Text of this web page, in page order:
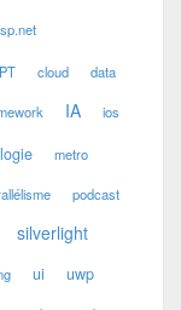
cloud data
IA ios
metro
podcast
silverlight
ui uwp